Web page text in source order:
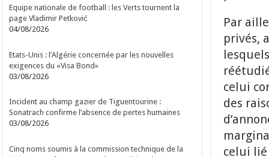
Par
privés,
celui
des
celui lié
Equipe nationale de football : les Verts tournent la
page Vladimir Petković
04/08/2026
Etats-Unis : l’Algérie concernée par les nouvelles
exigences du «Visa Bond»
03/08/2026
Incident au champ gazier de Tiguentourine :
Sonatrach confirme l’absence de pertes humaines
03/08/2026
Cinq noms soumis à la commission technique de la